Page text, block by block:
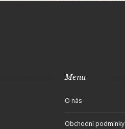
Menu
O nás
Obchodní podmínky